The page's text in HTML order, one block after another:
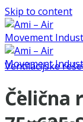
Skip to content
Ventilacijske
Čelična